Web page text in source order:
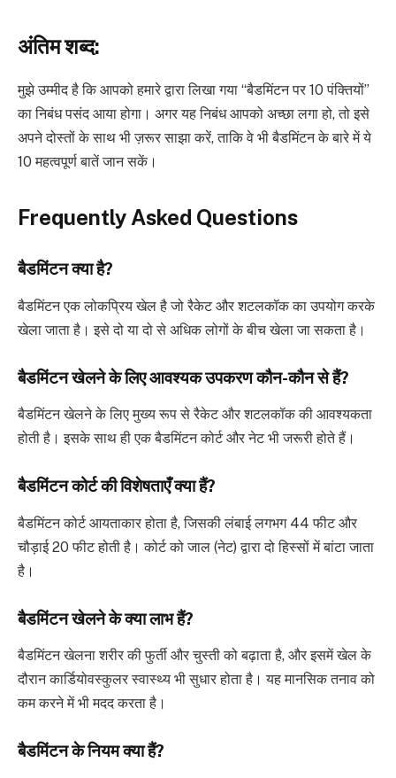
अंतिम शब्द:
मुझे उम्मीद है कि आपको हमारे द्वारा लिखा गया “बैडमिंटन पर 10 पंक्तियों”
का निबंध पसंद आया होगा। अगर यह निबंध आपको अच्छा लगा हो, तो इसे
अपने दोस्तों के साथ भी ज़रूर साझा करें, ताकि वे भी बैडमिंटन के बारे में ये
10 महत्वपूर्ण बातें जान सकें।
Frequently Asked Questions
बैडमिंटन क्या है?
बैडमिंटन एक लोकप्रिय खेल है जो रैकेट और शटलकॉक का उपयोग करके
खेला जाता है। इसे दो या दो से अधिक लोगों के बीच खेला जा सकता है।
बैडमिंटन खेलने के लिए आवश्यक उपकरण कौन-कौन से हैं?
बैडमिंटन खेलने के लिए मुख्य रूप से रैकेट और शटलकॉक की आवश्यकता
होती है। इसके साथ ही एक बैडमिंटन कोर्ट और नेट भी जरूरी होते हैं।
बैडमिंटन कोर्ट की विशेषताएँ क्या हैं?
बैडमिंटन कोर्ट आयताकार होता है, जिसकी लंबाई लगभग 44 फीट और
चौड़ाई 20 फीट होती है। कोर्ट को जाल (नेट) द्वारा दो हिस्सों में बांटा जाता
है।
बैडमिंटन खेलने के क्या लाभ हैं?
बैडमिंटन खेलना शरीर की फुर्ती और चुस्ती को बढ़ाता है, और इसमें खेल के
दौरान कार्डियोवस्कुलर स्वास्थ्य भी सुधार होता है। यह मानसिक तनाव को
कम करने में भी मदद करता है।
बैडमिंटन के नियम क्या हैं?